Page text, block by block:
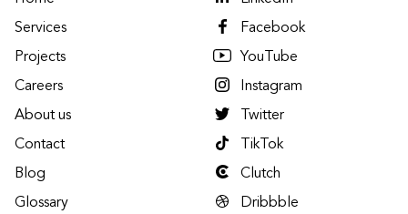
Services
Projects
Careers
About us
Contact
Blog
Glossary
Facebook
YouTube
Instagram
Twitter
TikTok
Clutch
Dribbble